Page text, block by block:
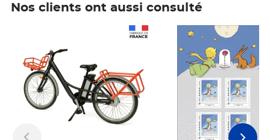
Nos clients ont aussi consulté
Prix 7,50€